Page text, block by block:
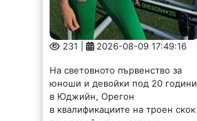
231 | 2026-08-09 17:49:16
На световното първенство за
юноши и девойки под 20 години
в Юджийн, Орегон
в квалификациите на троен скок